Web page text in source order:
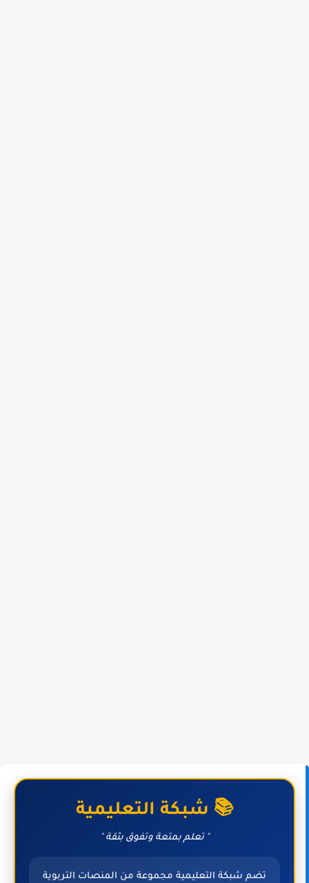
📚 شبكة التعليمية
" تعلم بمتعة وتفوق بثقة "
تضم شبكة التعليمية مجموعة من المنصات التربوية